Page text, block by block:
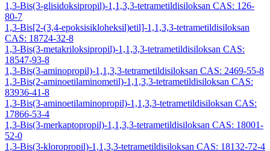
1,3-Bis(3-glisidoksipropil)-1,1,3,3-tetrametildisiloksan CAS: 126-
80-7
1,3-Bis[2-(3,4-epoksisikloheksil)etil]-1,1,3,3-tetrametildisiloksan
CAS: 18724-32-8
1,3-Bis(3-metakriloksipropil)-1,1,3,3-tetrametildisiloksan CAS:
18547-93-8
1,3-Bis(3-aminopropil)-1,1,3,3-tetrametildisiloksan CAS: 2469-55-8
1,3-Bis(2-aminoetilaminometil)-1,1,3,3-tetrametildisiloksan CAS:
83936-41-8
1,3-Bis(3-aminoetilaminopropil)-1,1,3,3-tetrametildisiloksan CAS:
17866-53-4
1,3-Bis(3-merkaptopropil)-1,1,3,3-tetrametildisiloksan CAS: 18001-
52-0
1,3-Bis(3-kloropropil)-1,1,3,3-tetrametildisiloksan CAS: 18132-72-4